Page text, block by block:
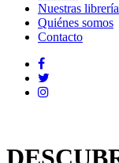
Nuestras
Quiénes somos
Contacto